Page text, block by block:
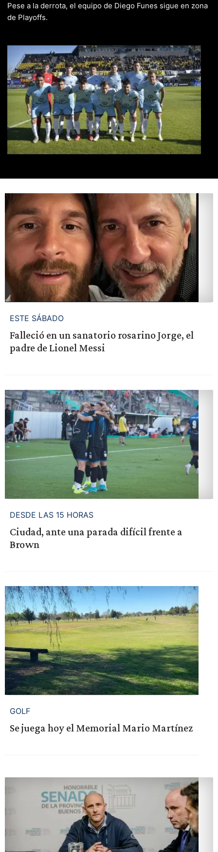
Pese a la derrota, el equipo de Diego Funes sigue en zona
de Playoffs.
ESTE SÁBADO
Falleció en un sanatorio rosarino Jorge, el
padre de Lionel Messi
DESDE LAS 15 HORAS
Ciudad, ante una parada difícil frente a
Brown
GOLF
Se juega hoy el Memorial Mario Martínez